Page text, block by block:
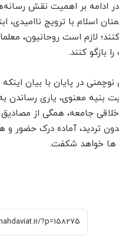
ادامه بر اهمیت نقش
اسلام با ترویج
لازم است روحانیون،
بازگو کنند.
در پایان با بیان
بنیه معنوی، یاری رساندن
جامعه، همگی از مصادیق
بدون تردید، آماده درک
ها خواهد شکفت.